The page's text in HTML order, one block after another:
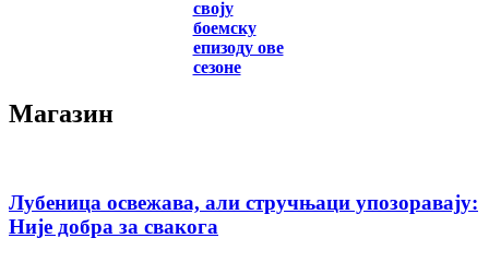
своју
боемску
епизоду ове
сезоне
Магазин
Лубеница освежава, али стручњаци упозоравају:
Није добра за свакога